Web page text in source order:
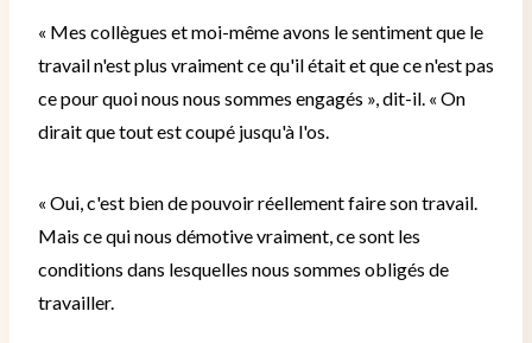
« Mes collègues et moi-même avons le sentiment que le
travail n'est plus vraiment ce qu'il était et que ce n'est pas
ce pour quoi nous nous sommes engagés », dit-il. « On
dirait que tout est coupé jusqu'à l'os.
« Oui, c'est bien de pouvoir réellement faire son travail.
Mais ce qui nous démotive vraiment, ce sont les
conditions dans lesquelles nous sommes obligés de
travailler.